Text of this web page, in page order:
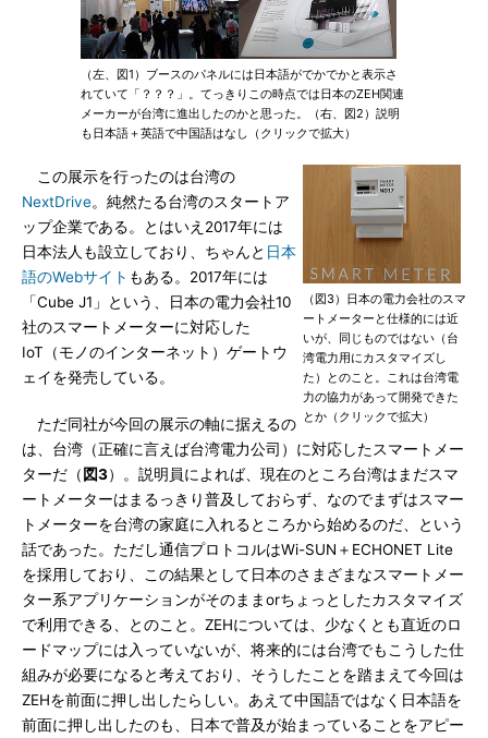
（左、図1）ブースのパネルには日本語がでかでかと表示さ
れていて「？？？」。てっきりこの時点では日本のZEH関連
メーカーが台湾に進出したのかと思った。（右、図2）説明
も日本語＋英語で中国語はなし（クリックで拡大）
（図3）日本の電力会社のスマ
ートメーターと仕様的には近
いが、同じものではない（台
湾電力用にカスタマイズし
た）とのこと。これは台湾電
力の協力があって開発できた
とか（クリックで拡大）
この展示を行ったのは台湾の
NextDrive。純然たる台湾のスタートア
ップ企業である。とはいえ2017年には
日本法人も設立しており、ちゃんと 日本
語のWebサイト もある。2017年には
「Cube J1」という、日本の電力会社10
社のスマートメーターに対応した
IoT（モノのインターネット）ゲートウ
ェイを発売している。
ただ同社が今回の展示の軸に据えるの
は、台湾（正確に言えば台湾電力公司）に対応したスマートメー
ターだ（ 図3）。説明員によれば、現在のところ台湾はまだスマ
ートメーターはまるっきり普及しておらず、なのでまずはスマー
トメーターを台湾の家庭に入れるところから始めるのだ、という
話であった。ただし通信プロトコルはWi-SUN＋ECHONET Lite
を採用しており、この結果として日本のさまざまなスマートメー
ター系アプリケーションがそのままorちょっとしたカスタマイズ
で利用できる、とのこと。ZEHについては、少なくとも直近のロ
ードマップには入っていないが、将来的には台湾でもこうした仕
組みが必要になると考えており、そうしたことを踏まえて今回は
ZEHを前面に押し出したらしい。あえて中国語ではなく日本語を
前面に押し出したのも、日本で普及が始まっていることをアピー